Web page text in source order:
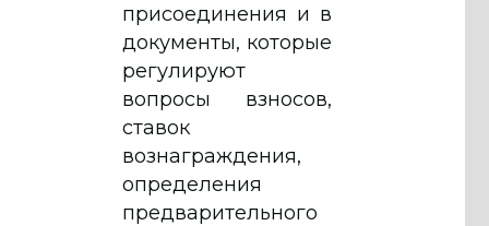
присоединения и в
документы, которые
регулируют
вопросы взносов,
ставок
вознаграждения,
определения
предварительного